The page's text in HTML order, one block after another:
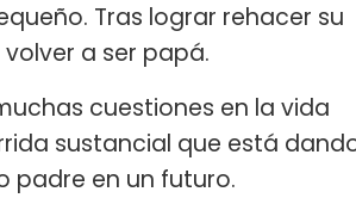
Tras lograr rehacer su
a ser papá.
cuestiones en la vida
sustancial que está
padre en un futuro.